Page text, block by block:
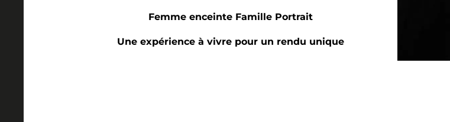
Femme enceinte Famille Portrait
Une expérience à vivre pour un rendu unique